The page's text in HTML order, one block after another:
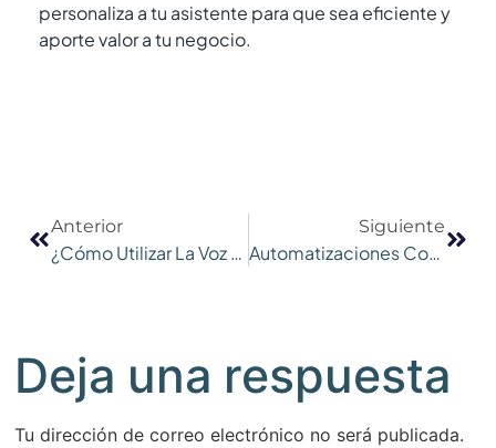
personaliza a tu asistente para que sea eficiente y
aporte valor a tu negocio.
Anterior
¿Cómo Utilizar La Voz Con IA Para Optimizar Tu Empresa? Ejemplos En Inmobiliarias, Clínicas, Restaurantes Y Más»
Siguiente
Automatizaciones Con IA
Deja una respuesta
Tu dirección de correo electrónico no será publicada.